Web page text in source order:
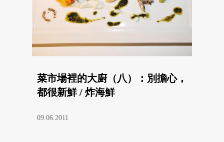
菜市場裡的大廚（八）：別擔心，
都很新鮮 / 炸海鮮
09.06.2011